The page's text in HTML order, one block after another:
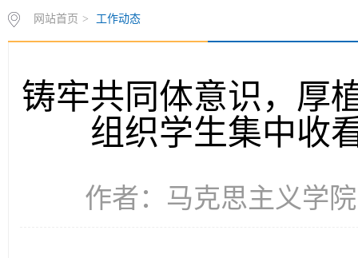
网站首页 > 工作动态
铸牢共同体意识，厚
组织学生集中收
作者：马克思主义学